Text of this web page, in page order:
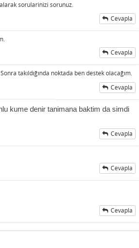
sorularinizi sorunuz.
Cevapla
Cevapla
takıldığında noktada ben destek olacağım.
Cevapla
kume denir tanimana baktim da simdi
Cevapla
Cevapla
Cevapla